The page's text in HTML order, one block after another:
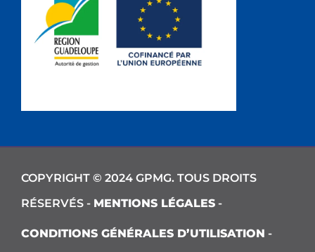
COPYRIGHT © 2024 GPMG. TOUS DROITS
RÉSERVÉS - MENTIONS LÉGALES -
CONDITIONS GÉNÉRALES D’UTILISATION -